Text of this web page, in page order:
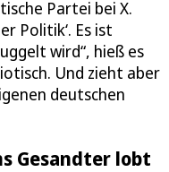
Partei bei X.
Politik‘. Es ist
wird“, hieß es
Und zieht aber
deutschen
Gesandter lobt